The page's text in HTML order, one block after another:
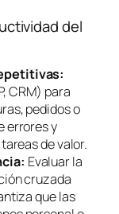
del
CRM) para
pedidos o
errores y
de valor.
Evaluar la
cruzada
que las